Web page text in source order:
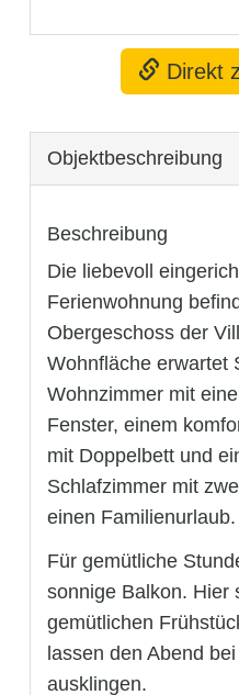
Direkt
Objekt­beschreibung
Beschreibung
Die liebevoll
Ferienwohnung
Obergeschoss der
Wohnfläche erwartet
Wohnzimmer mit
Fenster, einem
mit Doppelbett und
Schlafzimmer mit
einen Familienurlaub.
Für gemütliche
sonnige Balkon. Hier
gemütlichen
lassen den Abend
ausklingen.